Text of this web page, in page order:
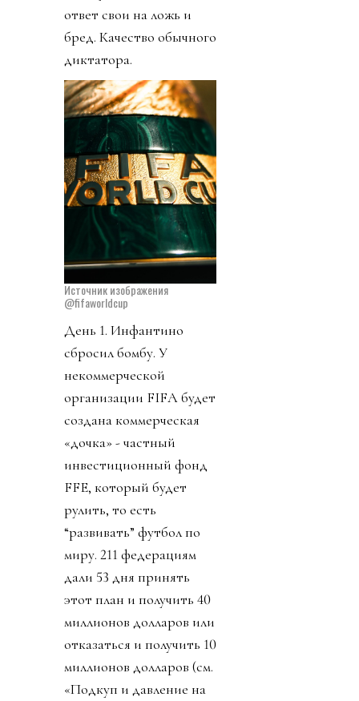
ответ свои на ложь и
бред. Качество обычного
диктатора.
Источник изображения
@fifaworldcup
День 1. Инфантино
сбросил бомбу. У
некоммерческой
организации FIFA будет
создана коммерческая
«дочка» - частный
инвестиционный фонд
FFE, который будет
рулить, то есть
“развивать” футбол по
миру. 211 федерациям
дали 53 дня принять
этот план и получить 40
миллионов долларов или
отказаться и получить 10
миллионов долларов (см.
«Подкуп и давление на